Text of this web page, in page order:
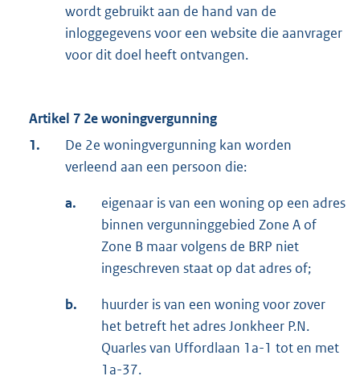
wordt gebruikt aan de hand van de
inloggegevens voor een website die aanvrager
voor dit doel heeft ontvangen.
Artikel 7 2e woningvergunning
1.
De 2e woningvergunning kan worden
verleend aan een persoon die:
a.
eigenaar is van een woning op een adres
binnen vergunninggebied Zone A of
Zone B maar volgens de BRP niet
ingeschreven staat op dat adres of;
b.
huurder is van een woning voor zover
het betreft het adres Jonkheer P.N.
Quarles van Uffordlaan 1a-1 tot en met
1a-37.